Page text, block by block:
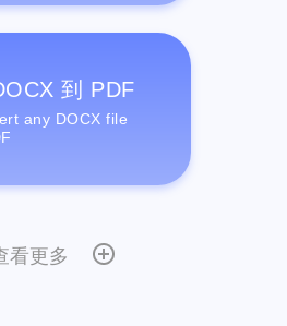
到 PDF
any DOCX file
看更多